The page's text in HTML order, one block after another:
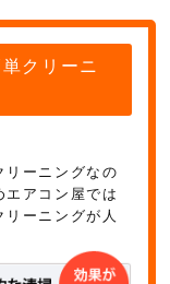
クリーニ
リーニングなの
アコン屋では
ーニングが人